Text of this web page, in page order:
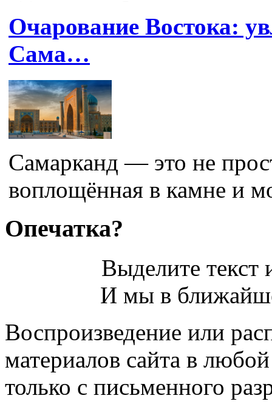
Очарование Востока:
Сама…
Самарканд — это не
воплощённая в камне и
Опечатка?
Выделите
И мы в
Воспроизведение или
материалов сайта в
только с письменного